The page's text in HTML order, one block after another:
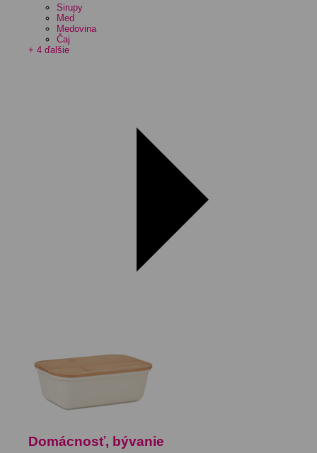
Sirupy
Med
Medovina
Čaj
+ 4 ďalšie
Domácnosť, bývanie